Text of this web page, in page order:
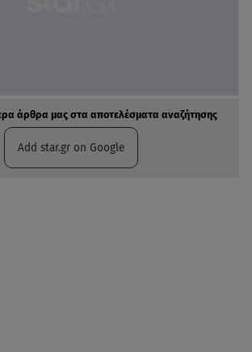
άρθρα μας στα αποτελέσματα αναζήτησης
Add star.gr on Google